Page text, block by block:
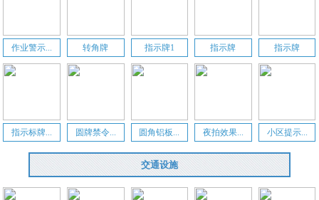
作业警示... 转角牌 指示牌1 指示牌 指示牌
指示标牌... 圆牌禁令... 圆角铝板... 夜拍效果... 小区提示...
交通设施